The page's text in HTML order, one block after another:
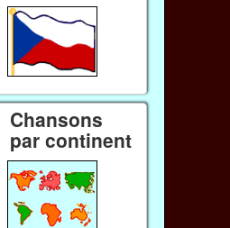
Chansons
par continent